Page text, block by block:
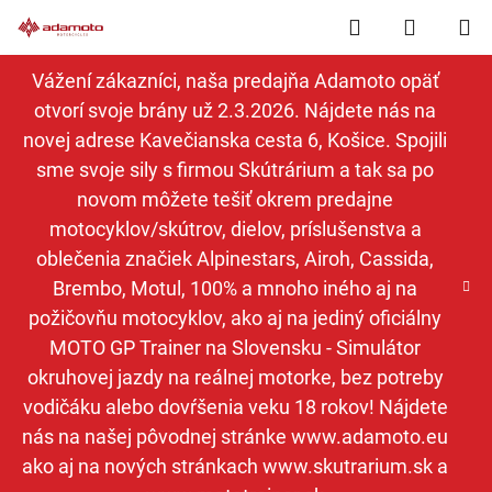
na
obsah
Vážení zákazníci, naša predajňa Adamoto opäť
otvorí svoje brány už 2.3.2026. Nájdete nás na
novej adrese Kavečianska cesta 6, Košice. Spojili
sme svoje sily s firmou Skútrárium a tak sa po
novom môžete tešiť okrem predajne
motocyklov/skútrov, dielov, príslušenstva a
oblečenia značiek Alpinestars, Airoh, Cassida,
Brembo, Motul, 100% a mnoho iného aj na
požičovňu motocyklov, ako aj na jediný oficiálny
MOTO GP Trainer na Slovensku - Simulátor
okruhovej jazdy na reálnej motorke, bez potreby
vodičáku alebo dovŕšenia veku 18 rokov! Nájdete
nás na našej pôvodnej stránke www.adamoto.eu
ako aj na nových stránkach www.skutrarium.sk a
Hľadať
KOŠÍK